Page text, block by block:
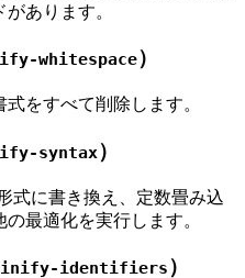
あります。
whitespace）
をすべて削除します。
syntax）
式に書き換え、定数畳み込
最適化を実行します。
identifiers ）